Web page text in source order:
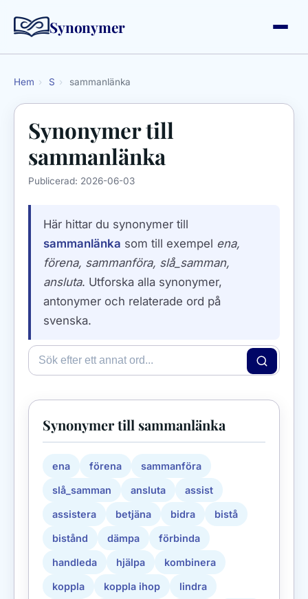
Synonymer
Hem › S › sammanlänka
Synonymer till
sammanlänka
Publicerad: 2026-06-03
Här hittar du synonymer till
sammanlänka som till exempel ena,
förena, sammanföra, slå_samman,
ansluta. Utforska alla synonymer,
antonymer och relaterade ord på
svenska.
Synonymer till sammanlänka
ena förena sammanföra
slå_samman ansluta assist
assistera betjäna bidra bistå
bistånd dämpa förbinda
handleda hjälpa kombinera
koppla koppla ihop lindra